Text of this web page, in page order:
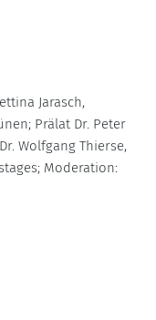
Jarasch,
Prälat Dr. Peter
Wolfgang Thierse,
Moderation: